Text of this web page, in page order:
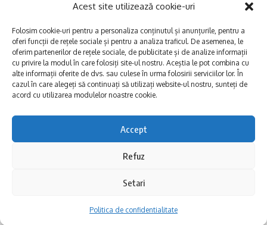
Acest site utilizează cookie-uri
Folosim cookie-uri pentru a personaliza conținutul și anunțurile, pentru a
oferi funcții de rețele sociale și pentru a analiza traficul. De asemenea, le
oferim partenerilor de rețele sociale, de publicitate și de analize informații
cu privire la modul în care folosiți site-ul nostru. Aceștia le pot combina cu
alte informații oferite de dvs. sau culese în urma folosirii serviciilor lor. În
cazul în care alegeți să continuați să utilizați website-ul nostru, sunteți de
acord cu utilizarea modulelor noastre cookie.
Accept
Refuz
Setari
Politica de confidentialitate
E xplorăm Dobrogea,
Explorăm valorile locale:
Deltă, Litoral, cele mai mari
biserici și mănăstiri, cele mai
FRUMOASE POVEȘTI.
Afaceri și meșteșuguri
Actualitate
Dobrogea PE BUNE
Istorie și civilizaţie
La Drum cu Ada